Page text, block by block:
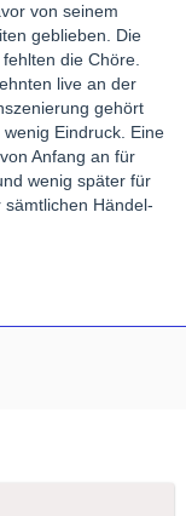
von seinem
geblieben. Die
die Chöre.
live an der
gehört
Eindruck. Eine
Anfang an für
wenig später für
Händel-